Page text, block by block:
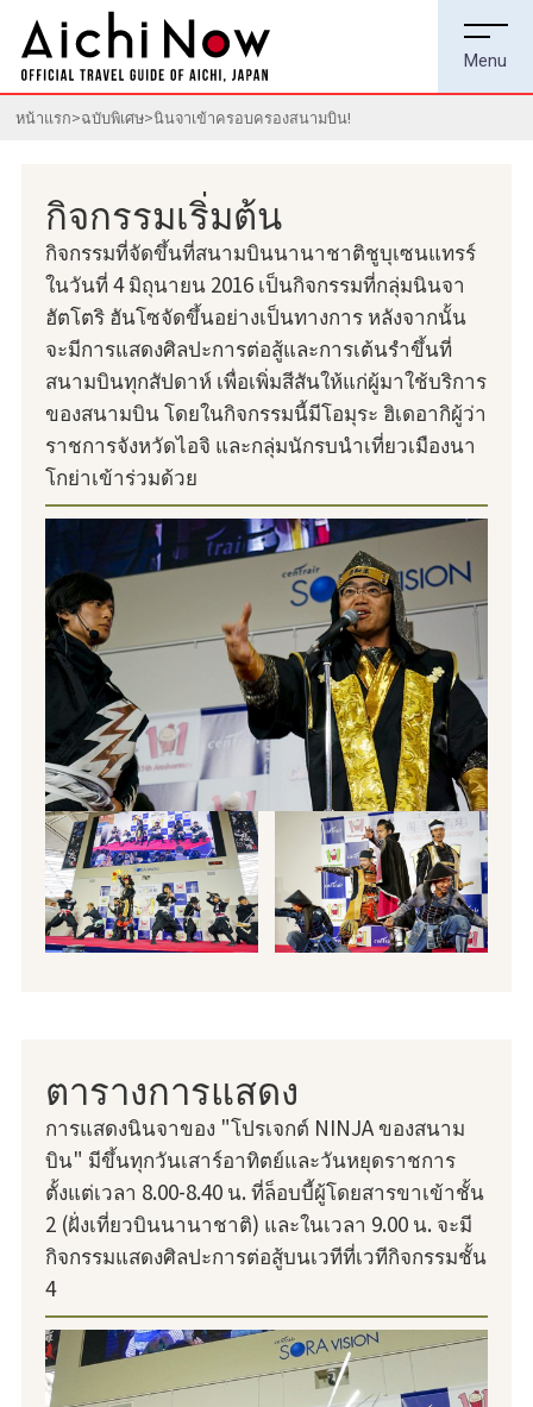
หน้าแรก ฉบับพิเศษ นินจาเข้าครอบครองสนามบิน!
กิจกรรมเริ่มต้น
กิจกรรมที่จัดขึ้นที่สนามบินนานาชาติชูบุเซนแทรร์
ในวันที่ 4 มิถุนายน 2016 เป็นกิจกรรมที่กลุ่มนินจา
ฮัตโตริ ฮันโซจัดขึ้นอย่างเป็นทางการ หลังจากนั้น
จะมีการแสดงศิลปะการต่อสู้และการเต้นรำขึ้นที่
สนามบินทุกสัปดาห์ เพื่อเพิ่มสีสันให้แก่ผู้มาใช้บริการ
ของสนามบิน โดยในกิจกรรมนี้มีโอมุระ ฮิเดอากิผู้ว่า
ราชการจังหวัดไอจิ และกลุ่มนักรบนำเที่ยวเมืองนา
โกย่าเข้าร่วมด้วย
ตารางการแสดง
การแสดงนินจาของ "โปรเจกต์ NINJA ของสนาม
บิน" มีขึ้นทุกวันเสาร์อาทิตย์และวันหยุดราชการ
ตั้งแต่เวลา 8.00-8.40 น. ที่ล็อบบี้ผู้โดยสารขาเข้าชั้น
2 (ฝั่งเที่ยวบินนานาชาติ) และในเวลา 9.00 น. จะมี
กิจกรรมแสดงศิลปะการต่อสู้บนเวทีที่เวทีกิจกรรมชั้น
4